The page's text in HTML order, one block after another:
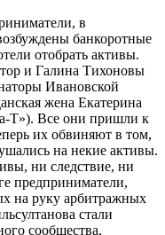
в
банкоротные
отобрать активы.
и Галина Тихоновы
Ивановской
жена Екатерина
Т»). Все они пришли к
их обвиняют в том,
на некие активы.
ни следствие, ни
предприниматели,
на руку арбитражных
стали
сообщества,